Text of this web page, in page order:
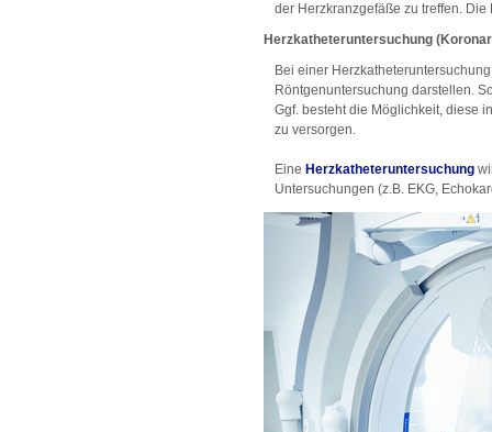
der Herzkranzgefäße zu treffen.
Herzkatheteruntersuchung
Bei einer
Röntgenuntersuchung darstellen.
Ggf. besteht die Möglichkeit, diese
zu versorgen.
Eine Herzkatheteruntersuchung
Untersuchungen (z.B. EKG,